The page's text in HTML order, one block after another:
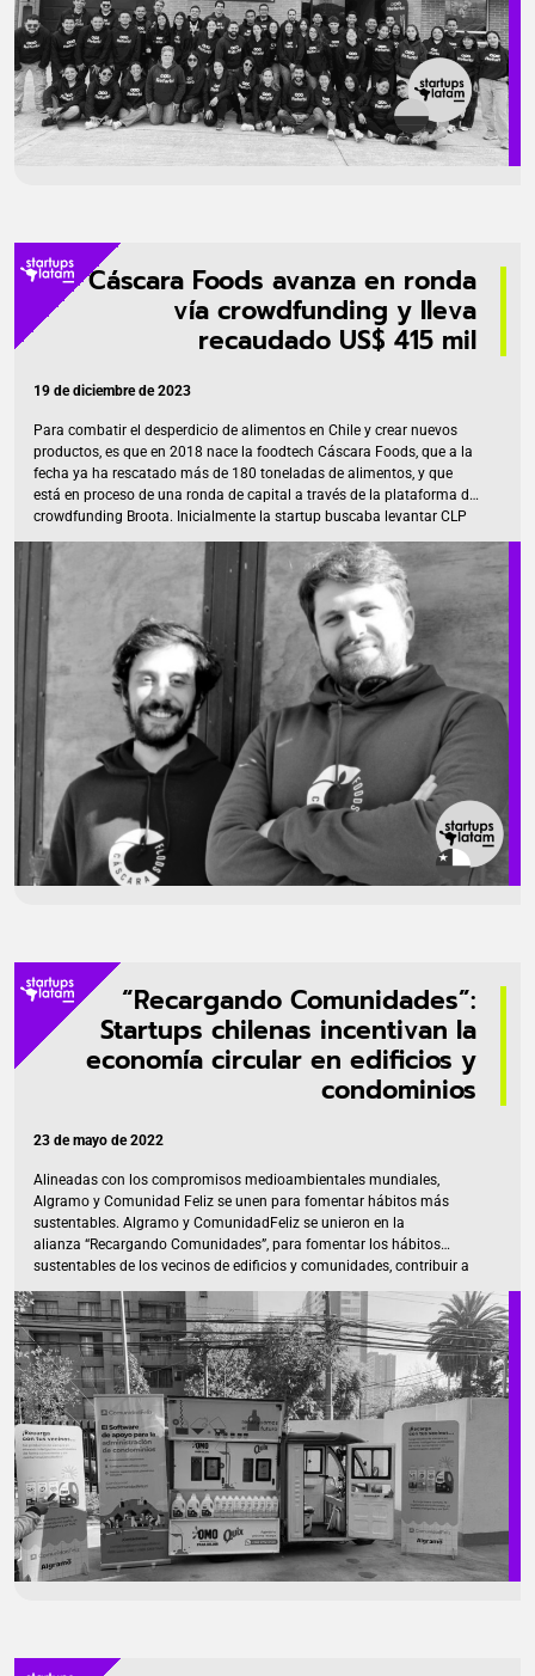
Cáscara Foods avanza en ronda
vía crowdfunding y lleva
recaudado US$ 415 mil
19 de diciembre de 2023
Para combatir el desperdicio de alimentos en Chile y crear nuevos
productos, es que en 2018 nace la foodtech Cáscara Foods, que a la
fecha ya ha rescatado más de 180 toneladas de alimentos, y que
está en proceso de una ronda de capital a través de la plataforma de
crowdfunding Broota. Inicialmente la startup buscaba levantar CLP
a la fecha llevan recaudados cerca de US$ 415 mil que usarán para
potenciar su crecimiento en canales nacionales D2C y retail, y para
desarrollar nuevos productos y mejorar operaciones. […]
“Recargando Comunidades”:
Startups chilenas incentivan la
economía circular en edificios y
condominios
23 de mayo de 2022
Alineadas con los compromisos medioambientales mundiales,
Algramo y Comunidad Feliz se unen para fomentar hábitos más
sustentables. Algramo y ComunidadFeliz se unieron en la
alianza “Recargando Comunidades”, para fomentar los hábitos
sustentables de los vecinos de edificios y comunidades, contribuir a
lanzamiento de la iniciativa se realizó el jueves 28 de abril en un
condominio de San Miguel, gestionado por la administradora
Alejandra Rozas. En esta primera etapa, la startup de economía
circular Algramo regaló envases inteligentes a comunidades que
usan el software para administrar edificios, Comunidad Feliz. De este
modo, sus […]